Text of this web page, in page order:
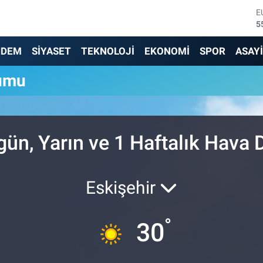
SİYASET TEKNOLOJİ EKONOMİ SPOR
Yarın ve 1 Haftalık Hava
Eskişehir
30°